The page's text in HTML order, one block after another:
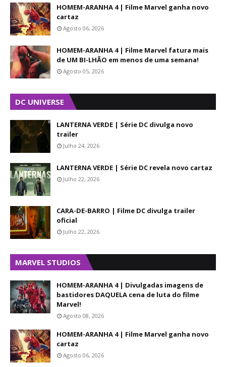
HOMEM-ARANHA 4 | Filme Marvel ganha novo
cartaz
Agosto 06, 2026
HOMEM-ARANHA 4 | Filme Marvel fatura mais
de UM BI-LHÃO em menos de uma semana!
Agosto 05, 2026
DC UNIVERSE
LANTERNA VERDE | Série DC divulga novo
trailer
Julho 24, 2026
LANTERNA VERDE | Série DC revela novo cartaz
Julho 22, 2026
CARA-DE-BARRO | Filme DC divulga trailer
oficial
Julho 22, 2026
MARVEL STUDIOS
HOMEM-ARANHA 4 | Divulgadas imagens de
bastidores DAQUELA cena de luta do filme
Marvel!
Agosto 08, 2026
HOMEM-ARANHA 4 | Filme Marvel ganha novo
cartaz
Agosto 06, 2026